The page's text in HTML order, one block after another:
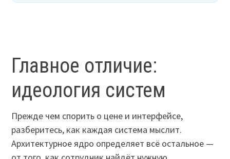
Главное отличие:
идеология систем
Прежде чем спорить о цене и интерфейсе,
разберитесь, как каждая система мыслит.
Архитектурное ядро определяет всё остальное —